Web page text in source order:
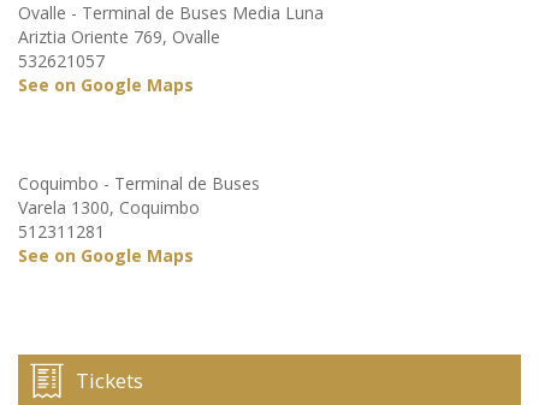
Ovalle - Terminal de Buses Media Luna
Ariztia Oriente 769, Ovalle
532621057
See on Google Maps
Coquimbo - Terminal de Buses
Varela 1300, Coquimbo
512311281
See on Google Maps
Tickets